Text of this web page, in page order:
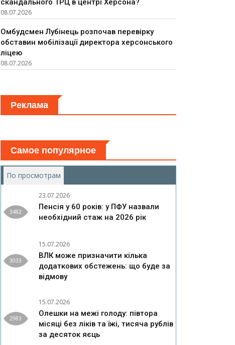
скандального ТРЦ в центрі Херсона?
08.07.2026
Омбудсмен Лубінець розпочав перевірку
обставин мобілізації директора херсонського
ліцею
08.07.2026
Реклама
Самое популярное
По просмотрам
3482
23.07.2026
Пенсія у 60 років: у ПФУ назвали
необхідний стаж на 2026 рік
3033
15.07.2026
ВЛК може призначити кілька
додаткових обстежень: що буде за
відмову
2983
15.07.2026
Олешки на межі голоду: півтора
місяці без ліків та їжі, тисяча рублів
за десяток яєць